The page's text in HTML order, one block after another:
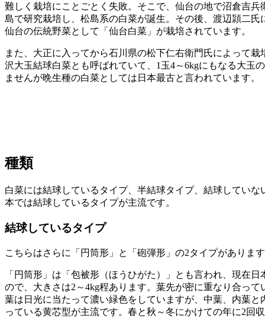
難しく栽培にことごとく失敗。そこで、仙台の地で沼倉吉
島で研究栽培し、松島系の白菜が誕生。その後、渡辺頴二
仙台の伝統野菜として「仙台白菜」が栽培されています。
また、大正に入ってから石川県の松下仁右衛門氏によって
沢大玉結球白菜とも呼ばれていて、1玉4～6kgにもなる大玉
ませんが晩生種の白菜としては日本最古と言われています。
種類
白菜には結球しているタイプ、半結球タイプ、結球してい
本では結球しているタイプが主流です。
結球しているタイプ
こちらはさらに「円筒形」と「砲弾形」の2タイプがありま
「円筒形」は「包被形（ほうひがた）」とも言われ、現在
ので、大きさは2～4kg程あります。葉先が密に重なり合っ
葉は日光に当たって濃い緑色をしていますが、中葉、内葉
っている黄芯型が主流です。春と秋～冬にかけての年に2回